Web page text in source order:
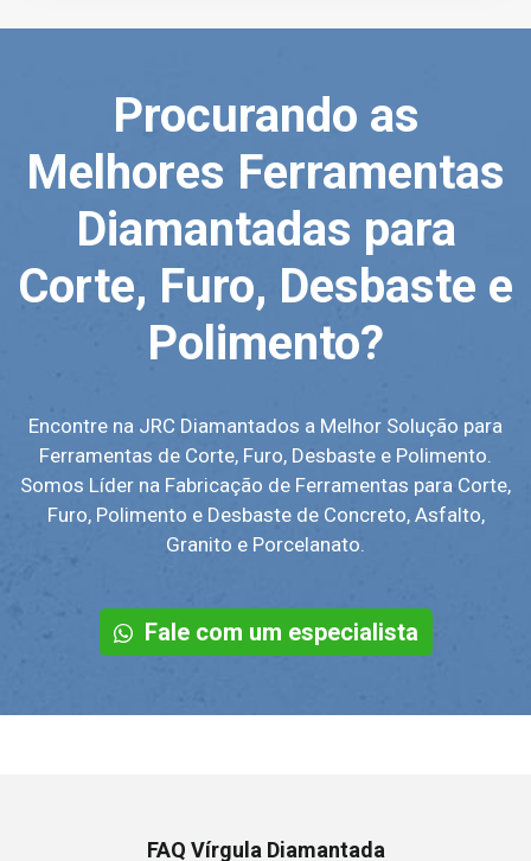
Procurando as
Melhores Ferramentas
Diamantadas para
Corte, Furo, Desbaste e
Polimento?
Encontre na JRC Diamantados a Melhor Solução para
Ferramentas de Corte, Furo, Desbaste e Polimento.
Somos Líder na Fabricação de Ferramentas para Corte,
Furo, Polimento e Desbaste de Concreto, Asfalto,
Granito e Porcelanato.
Fale com um especialista
FAQ Vírgula Diamantada